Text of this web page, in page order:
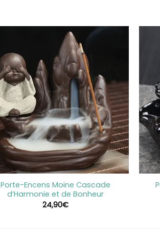
Porte-Encens Moine Cascade
d’Harmonie et de Bonheur
24,90€
+